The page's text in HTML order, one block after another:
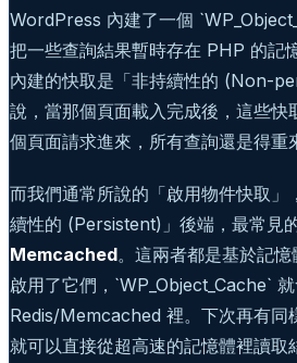
WordPress 內建了一個
把一些查詢結果暫時存在 PHP 的記
內建的快取是「非持續性的 (Non-
說，當那個頁面載入完成後，這些快
個頁面請求進來，所有查詢還是得重
而我們通常所說的「啟用物件快取」
續性的 (Persistent)」後端，最常見
Memcached。這兩者都是基於記
啟用了它們，`WP_Object_Cache`
Redis/Memcached 裡。下次再有同
就可以直接從超高速的記憶體裡讀取